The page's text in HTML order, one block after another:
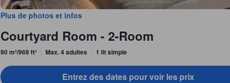
Plus de photos et infos
Courtyard Room - 2-Room
90 m²/969 ft² Max. 4 adultes 1 lit simple
Entrez des dates pour voir les prix